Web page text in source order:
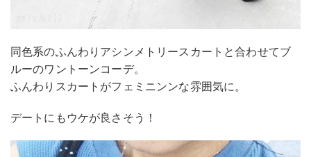
同色系のふんわりアシンメトリースカートと合わせてブ
ルーのワントーンコーデ。
ふんわりスカートがフェミニンンな雰囲気に。
デートにもウケが良さそう！